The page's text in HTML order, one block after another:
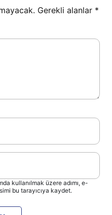
Gerekli alanlar *
kullanılmak üzere adımı, e-
bu tarayıcıya kaydet.